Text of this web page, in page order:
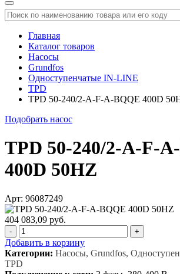
Главная
Каталог товаров
Насосы
Grundfos
Одноступенчатые IN-LINE
TPD
TPD 50-240/2-A-F-A-BQQE 400D
Подобрать насос
TPD 50-240/2-A-F-
400D 50HZ
Арт: 96087249
404 083,09 руб.
- +
Добавить в корзину
Категории: Насосы, Grundfos,
TPD